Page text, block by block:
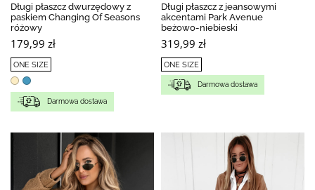
Długi płaszcz dwurzędowy z
paskiem Changing Of Seasons
różowy
179,99 zł
ONE SIZE
Darmowa dostawa
Długi płaszcz z jeansowymi
akcentami Park Avenue
beżowo-niebieski
319,99 zł
ONE SIZE
Darmowa dostawa